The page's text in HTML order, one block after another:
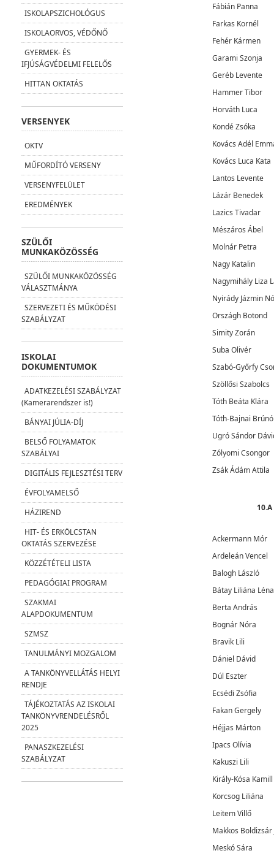
Fábián Panna
Farkas Kornél
Fehér Kármen
Garami Szonja
Geréb Levente
Hammer Tibor
Horváth Luca
Kondé Zsóka
Kovács Adél
Kovács Luca Kata
Lantos Levente
Lázár Benedek
Lazics Tivadar
Mészáros Ábel
Molnár Petra
Nagy Katalin
Nagymihály Liza
Nyirády Jázmin
Országh Botond
Simity Zorán
Suba Olivér
Szabó-Győrfy
Szöllősi Szabolcs
Tóth Beáta Klára
Tóth-Bajnai
Ugró Sándor
Zólyomi Csongor
Zsák Ádám Attila
10.A
Ackermann Mór
Ardeleán Vencel
Balogh László
Bátay Liliána Léna
Berta András
Bognár Nóra
Bravik Lili
Dániel Dávid
Dúl Eszter
Ecsédi Zsófia
Fakan Gergely
Héjjas Márton
Ipacs Olívia
Kakuszi Lili
Király-Kósa Kamill
Korcsog Liliána
Leitem Villő
Makkos Boldizsár
Meskó Sára
ISKOLAPSZICHOLÓGUS
ISKOLAORVOS, VÉDŐNŐ
GYERMEK- ÉS
IFJÚSÁGVÉDELMI FELELŐS
HITTAN OKTATÁS
VERSENYEK
OKTV
MŰFORDÍTÓ VERSENY
VERSENYFELÜLET
EREDMÉNYEK
SZÜLŐI
MUNKAKÖZÖSSÉG
SZÜLŐI MUNKAKÖZÖSSÉG
VÁLASZTMÁNYA
SZERVEZETI ÉS MŰKÖDÉSI
SZABÁLYZAT
ISKOLAI
DOKUMENTUMOK
ADATKEZELÉSI SZABÁLYZAT
(Kamerarendszer is!)
BÁNYAI JÚLIA-DÍJ
BELSŐ FOLYAMATOK
SZABÁLYAI
DIGITÁLIS FEJLESZTÉSI TERV
ÉVFOLYAMELSŐ
HÁZIREND
HIT- ÉS ERKÖLCSTAN
OKTATÁS SZERVEZÉSE
KÖZZÉTÉTELI LISTA
PEDAGÓGIAI PROGRAM
SZAKMAI
ALAPDOKUMENTUM
SZMSZ
TANULMÁNYI MOZGALOM
A TANKÖNYVELLÁTÁS HELYI
RENDJE
TÁJÉKOZTATÁS AZ ISKOLAI
TANKÖNYVRENDELÉSRŐL
2025
PANASZKEZELÉSI
SZABÁLYZAT